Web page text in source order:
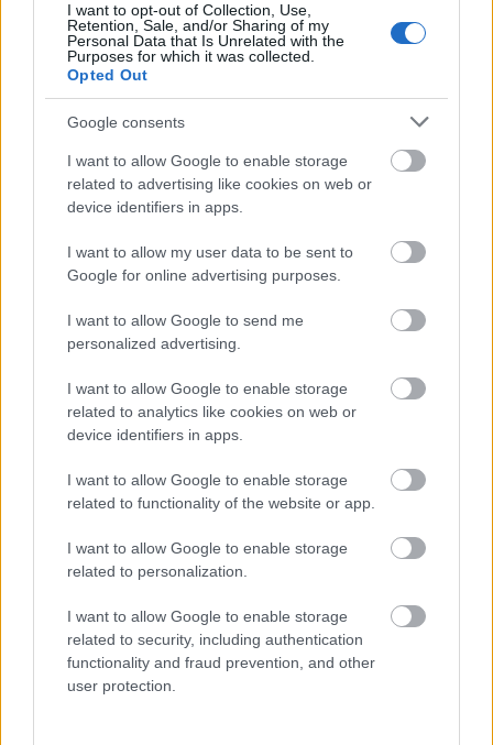
I want to opt-out of Collection, Use,
Retention, Sale, and/or Sharing of my
Personal Data that Is Unrelated with the
Purposes for which it was collected.
Opted Out
Google consents
I want to allow Google to enable storage
related to advertising like cookies on web or
device identifiers in apps.
I want to allow my user data to be sent to
Google for online advertising purposes.
I want to allow Google to send me
personalized advertising.
I want to allow Google to enable storage
related to analytics like cookies on web or
device identifiers in apps.
I want to allow Google to enable storage
related to functionality of the website or app.
I want to allow Google to enable storage
related to personalization.
I want to allow Google to enable storage
related to security, including authentication
functionality and fraud prevention, and other
user protection.
Kedves Színházlátogatók!
Egy nemrég megjelent cikk nyomán alaptalan
híresztelések keringenek a városban a jövőbeni
terveimet illetően. Szeretnék véget vetni a
találgatásoknak: Kaposváron szándékozom
maradni, újra indulok az igazgatói posztért